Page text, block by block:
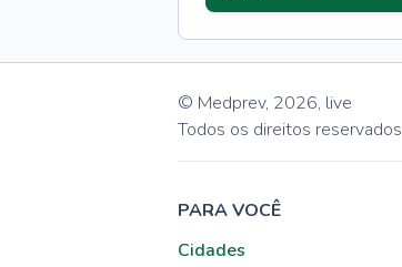
© Medprev, 2026, live
Todos os direitos reservados
PARA VOCÊ
Cidades